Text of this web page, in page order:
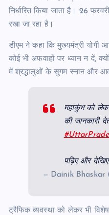
निर्धारित किया जाता है। 26
रखा जा रहा है।
डीएम ने कहा कि मुख्यमंत्री योगी
कोई भी अफवाहों पर ध्यान न दें,
में श्रद्धालुओं के सुगम स्नान और
महाकुंभ को
की जानकारी
पढ़िए और
— Dainik Bhaskar
ट्रैफिक व्यवस्था को लेकर भी